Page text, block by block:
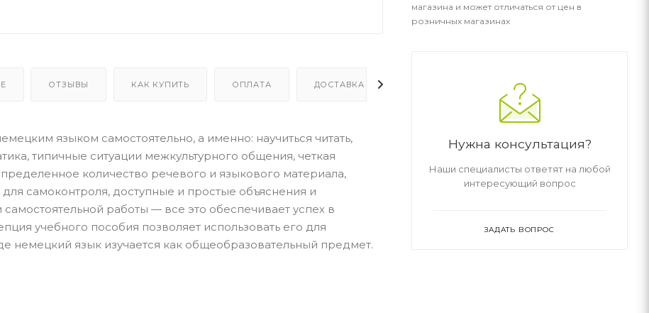
ОТЗЫВЫ КАК КУПИТЬ ОПЛАТА ДОСТАВКА
языком самостоятельно, а именно: научиться читать,
типичные ситуации межкультурного общения, четкая
количество речевого и языкового материала,
самоконтроля, доступные и простые объяснения и
работы — все это обеспечивает успех в
учебного пособия позволяет использовать его для
немецкий язык изучается как общеобразовательный предмет.
магазина и может отличаться от цен в
розничных магазинах
Нужна консультация?
Наши специалисты ответят на любой
интересующий вопрос
ЗАДАТЬ ВОПРОС